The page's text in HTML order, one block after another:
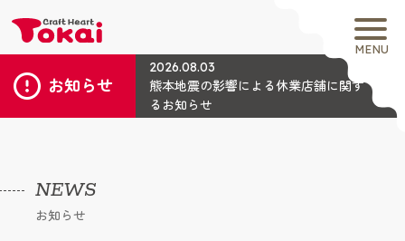
MENU
お知らせ
2026.08.03
熊本地震の影響による休業店舗に関す
るお知らせ
NEWS
お知らせ